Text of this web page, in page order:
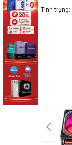
Tình trạng: